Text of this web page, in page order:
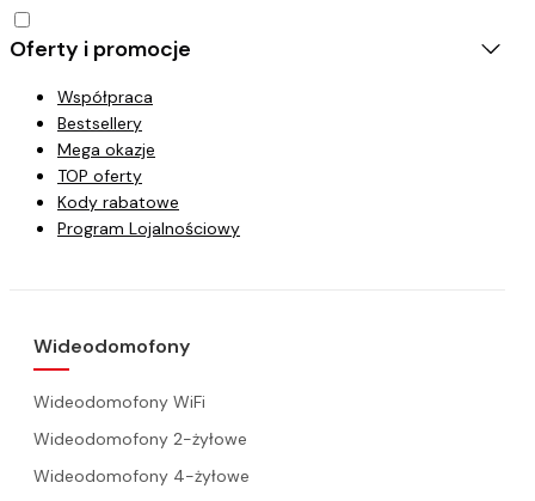
Oferty i promocje
Współpraca
Bestsellery
Mega okazje
TOP oferty
Kody rabatowe
Program Lojalnościowy
Wideodomofony
Wideodomofony WiFi
Wideodomofony 2-żyłowe
Wideodomofony 4-żyłowe